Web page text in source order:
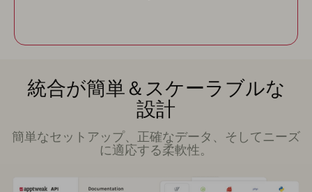
統合が簡単＆スケーラブルな
設計
簡単なセットアップ、正確なデータ、そしてニーズ
に適応する柔軟性。